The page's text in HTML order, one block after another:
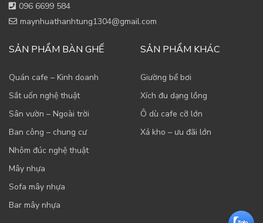
096 6699 584
maynhuathanhtung1304@gmail.com
SẢN PHẨM BÀN GHẾ
Quán cafe – Kinh doanh
Sắt uốn nghệ thuật
Sân vườn – Ngoài trời
Ban công – chung cư
Nhôm đúc nghệ thuật
Mây nhựa
Sofa mây nhựa
Bar mây nhựa
SẢN PHẨM KHÁC
Giường bể bơi
Xích đu dạng lồng
Ô dù cafe cỡ lớn
Xả kho – ưu đãi lớn